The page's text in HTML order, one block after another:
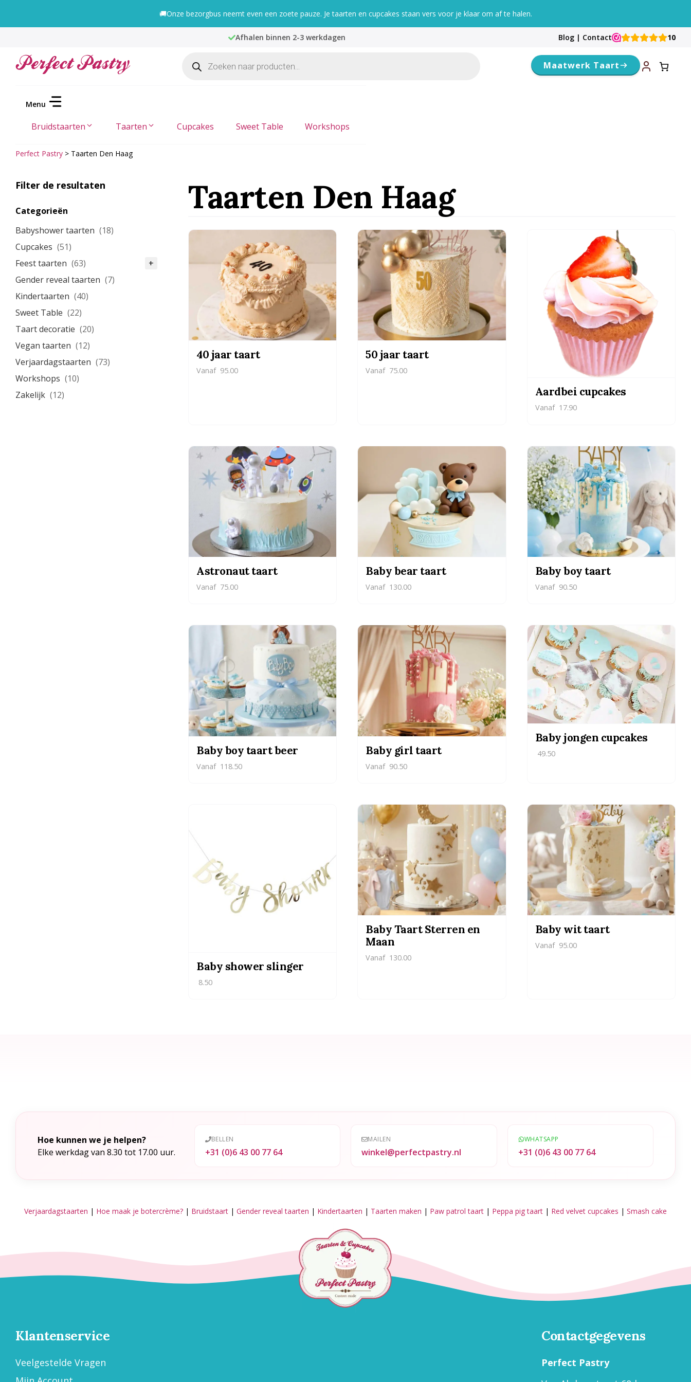
🚚Onze bezorgbus neemt even een zoete pauze. Je taarten en cupcakes staan vers voor je klaar om af te halen.
Afhalen binnen 2-3 werkdagen Blog | Contact 10
zoeken Maatwerk Taart
Bruidstaarten Taarten Cupcakes Sweet Table Workshops
Perfect Pastry > Taarten Den Haag
Filter de resultaten
Categorieën
Babyshower taarten (18)
Cupcakes (51)
Feest taarten (63)
+
Gender reveal taarten (7)
Kindertaarten (40)
Sweet Table (22)
Taart decoratie (20)
Vegan taarten (12)
Verjaardagstaarten (73)
Workshops (10)
Zakelijk (12)
Taarten Den Haag
40 jaar taart
Vanaf 95.00
50 jaar taart
Vanaf 75.00
Aardbei cupcakes
Vanaf 17.90
Astronaut taart
Vanaf 75.00
Baby bear taart
Vanaf 130.00
Baby boy taart
Vanaf 90.50
Baby boy taart beer
Vanaf 118.50
Baby girl taart
Vanaf 90.50
Baby jongen cupcakes
49.50
Baby shower slinger
8.50
Baby Taart Sterren en
Maan
Vanaf 130.00
Baby wit taart
Vanaf 95.00
Hoe kunnen we je helpen?
Elke werkdag van 8.30 tot 17.00 uur.
BELLEN
+31 (0)6 43 00 77 64
MAILEN
winkel@perfectpastry.nl
WHATSAPP
+31 (0)6 43 00 77 64
Verjaardagstaarten | Hoe maak je botercrème? | Bruidstaart | Gender reveal taarten | Kindertaarten | Taarten maken | Paw patrol taart | Peppa pig taart | Red velvet cupcakes | Smash cake
Klantenservice
Veelgestelde Vragen
Contactgegevens
Perfect Pastry